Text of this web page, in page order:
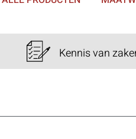
Kennis van